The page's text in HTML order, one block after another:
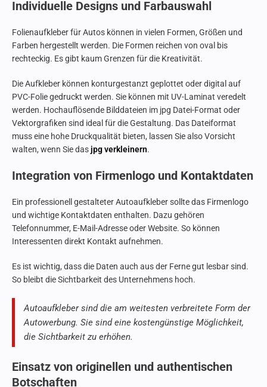
Individuelle Designs und Farbauswahl
Folienaufkleber für Autos können in vielen Formen, Größen und
Farben hergestellt werden. Die Formen reichen von oval bis
rechteckig. Es gibt kaum Grenzen für die Kreativität.
Die Aufkleber können konturgestanzt geplottet oder digital auf
PVC-Folie gedruckt werden. Sie können mit UV-Laminat veredelt
werden. Hochauflösende Bilddateien im jpg Datei-Format oder
Vektorgrafiken sind ideal für die Gestaltung. Das Dateiformat
muss eine hohe Druckqualität bieten, lassen Sie also Vorsicht
walten, wenn Sie dasjpg verkleinern.
Integration von Firmenlogo und Kontaktdaten
Ein professionell gestalteter Autoaufkleber sollte das Firmenlogo
und wichtige Kontaktdaten enthalten. Dazu gehören
Telefonnummer, E-Mail-Adresse oder Website. So können
Interessenten direkt Kontakt aufnehmen.
Es ist wichtig, dass die Daten auch aus der Ferne gut lesbar sind.
So bleibt die Sichtbarkeit des Unternehmens hoch.
Autoaufkleber sind die am weitesten verbreitete Form der
Autowerbung. Sie sind eine kostengünstige Möglichkeit,
die Sichtbarkeit zu erhöhen.
Einsatz von originellen und authentischen
Botschaften